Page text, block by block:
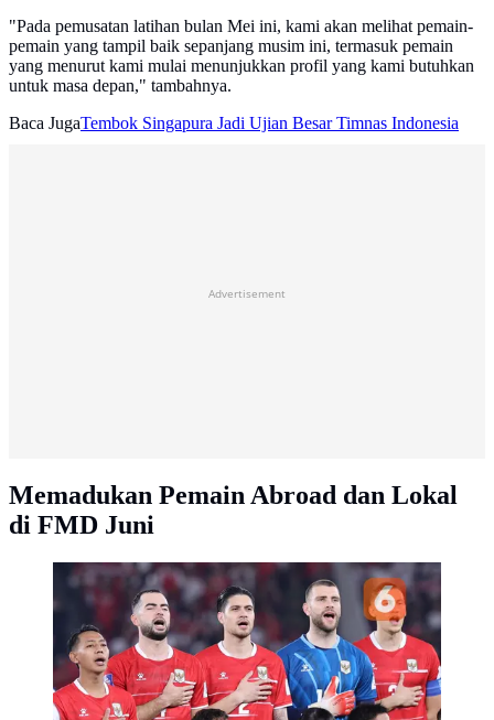
"Pada pemusatan latihan bulan Mei ini, kami akan melihat pemain-
pemain yang tampil baik sepanjang musim ini, termasuk pemain
yang menurut kami mulai menunjukkan profil yang kami butuhkan
untuk masa depan," tambahnya.
Baca JugaTembok Singapura Jadi Ujian Besar Timnas Indonesia
Advertisement
Memadukan Pemain Abroad dan Lokal
di FMD Juni